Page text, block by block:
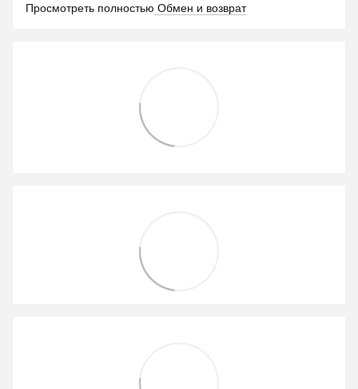
Просмотреть полностью Обмен и возврат